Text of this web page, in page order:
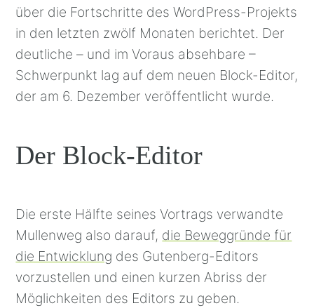
über die Fortschritte des WordPress-Projekts
in den letzten zwölf Monaten berichtet. Der
deutliche – und im Voraus absehbare –
Schwerpunkt lag auf dem neuen Block-Editor,
der am 6. Dezember veröffentlicht wurde.
Der Block-Editor
Die erste Hälfte seines Vortrags verwandte
Mullenweg also darauf, die Beweggründe für
die Entwicklung des Gutenberg-Editors
vorzustellen und einen kurzen Abriss der
Möglichkeiten des Editors zu geben.